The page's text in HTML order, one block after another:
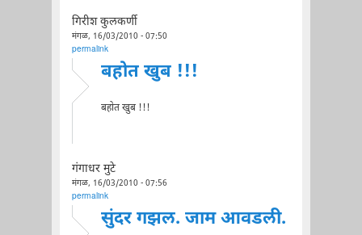
गिरीश कुलकर्णी
मंगळ, 16/03/2010 - 07:50
permalink
बहोत खुब !!!
बहोत खुब !!!
गंगाधर मुटे
मंगळ, 16/03/2010 - 07:56
permalink
सुंदर गझल. जाम आवडली.